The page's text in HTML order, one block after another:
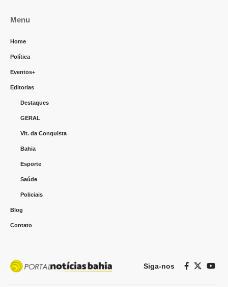
Menu
Home
Política
Eventos+
Editorias
Destaques
GERAL
Vit. da Conquista
Bahia
Esporte
Saúde
Policiais
Blog
Contato
Siga-nos